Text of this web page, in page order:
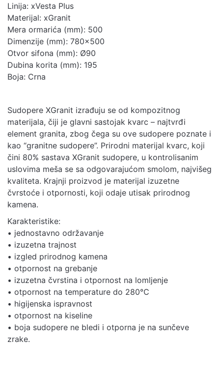
Linija: xVesta Plus
Materijal: xGranit
Mera ormarića (mm): 500
Dimenzije (mm): 780×500
Otvor sifona (mm): Ø90
Dubina korita (mm): 195
Boja: Crna
Sudopere XGranit izrađuju se od kompozitnog
materijala, čiji je glavni sastojak kvarc – najtvrđi
element granita, zbog čega su ove sudopere poznate i
kao “granitne sudopere”. Prirodni materijal kvarc, koji
čini 80% sastava XGranit sudopere, u kontrolisanim
uslovima meša se sa odgovarajućom smolom, najvišeg
kvaliteta. Krajnji proizvod je materijal izuzetne
čvrstoće i otpornosti, koji odaje utisak prirodnog
kamena.
Karakteristike:
• jednostavno održavanje
• izuzetna trajnost
• izgled prirodnog kamena
• otpornost na grebanje
• izuzetna čvrstina i otpornost na lomljenje
• otpornost na temperature do 280℃
• higijenska ispravnost
• otpornost na kiseline
• boja sudopere ne bledi i otporna je na sunčeve
zrake.